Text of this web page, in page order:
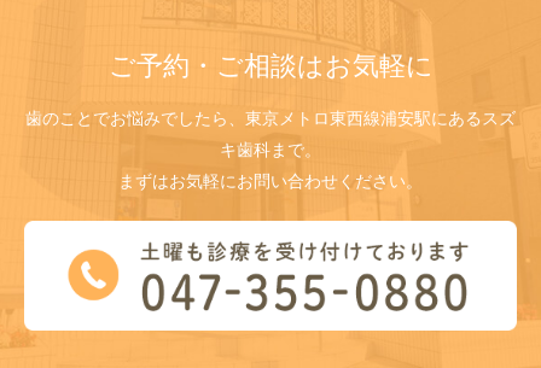
ご予約・ご相談はお気軽に
歯のことでお悩みでしたら、東京メトロ東西線浦安駅にあるスズ
キ歯科まで。
まずはお気軽にお問い合わせください。